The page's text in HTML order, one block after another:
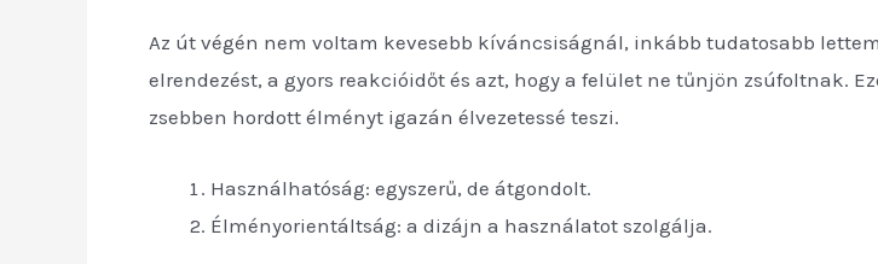
Az út végén nem voltam kevesebb kíváncsiságnál, inkább tudatosabb
elrendezést, a gyors reakcióidőt és azt, hogy a felület ne tűnjön zsúfoltnak.
zsebben hordott élményt igazán élvezetessé teszi.
Használhatóság: egyszerű, de átgondolt.
Élményorientáltság: a dizájn a használatot szolgálja.